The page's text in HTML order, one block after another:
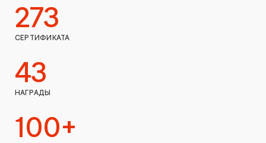
273
СЕРТИФИКАТА
43
НАГРАДЫ
100+